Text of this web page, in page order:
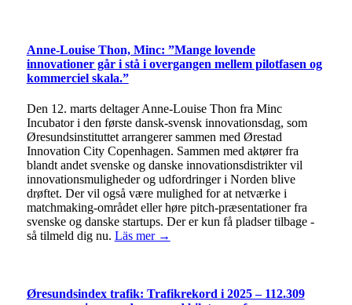
Anne-Louise Thon, Minc: ”Mange lovende
innovationer går i stå i overgangen mellem pilotfasen og
kommerciel skala.”
Den 12. marts deltager Anne-Louise Thon fra Minc
Incubator i den første dansk-svensk innovationsdag, som
Øresundsinstituttet arrangerer sammen med Ørestad
Innovation City Copenhagen. Sammen med aktører fra
blandt andet svenske og danske innovationsdistrikter vil
innovationsmuligheder og udfordringer i Norden blive
drøftet. Der vil også være mulighed for at netværke i
matchmaking-området eller høre pitch-præsentationer fra
svenske og danske startups. Der er kun få pladser tilbage -
så tilmeld dig nu. Läs mer →
Øresundsindex trafik: Trafikrekord i 2025 – 112.309